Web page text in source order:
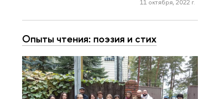
11 октября, 2022 г.
Опыты чтения: поэзия и стих